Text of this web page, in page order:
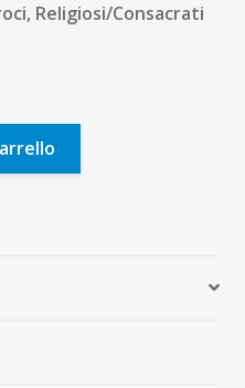
Religiosi/Consacrati